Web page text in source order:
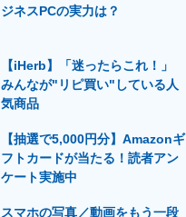
建設×テクノロジーの最前線
ジネスPCの実力は？
【iHerb】「迷ったらこれ！」
みんなが"リピ買い"している人
気商品
【抽選で5,000円分】Amazonギ
フトカードが当たる！読者アン
ケート実施中
スマホの写真／動画をもう一段